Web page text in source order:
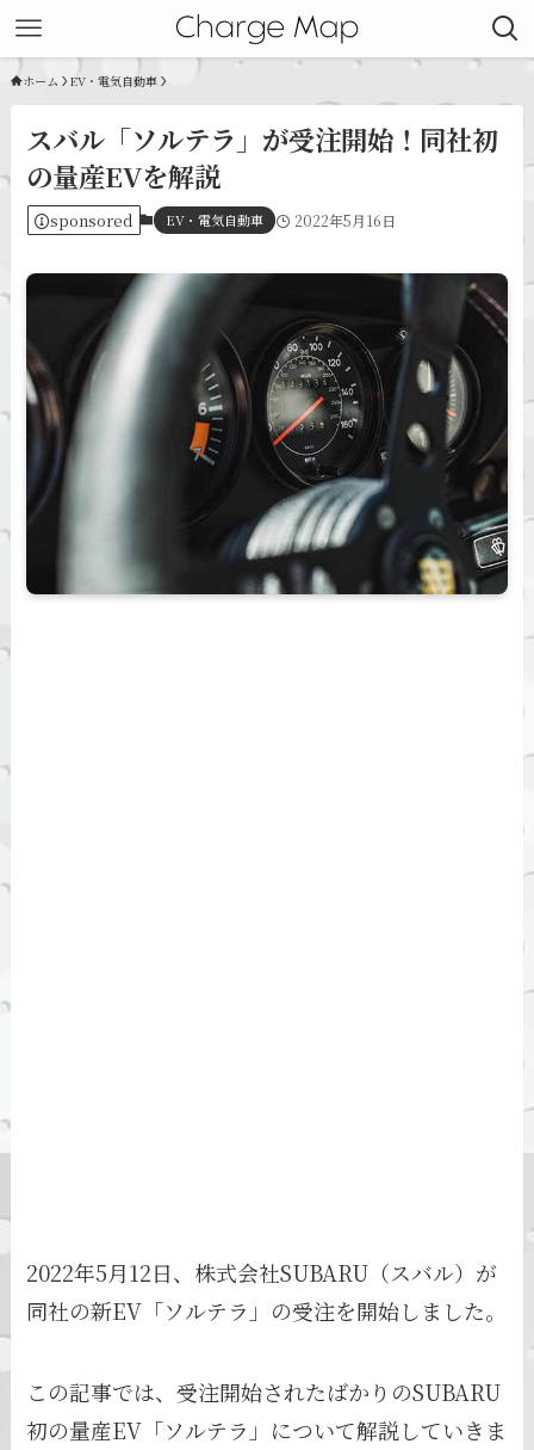
ホーム EV・電気自動車
スバル「ソルテラ」が受注開始！同社初
の量産EVを解説
sponsored EV・電気自動車 2022年5月16日
2022年5月12日、株式会社SUBARU（スバル）が
同社の新EV「ソルテラ」の受注を開始しました。
この記事では、受注開始されたばかりのSUBARU
初の量産EV「ソルテラ」について解説していきま